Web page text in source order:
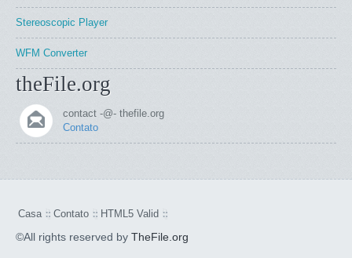
Stereoscopic Player
WFM Converter
theFile.org
contact -@- thefile.org
Contato
Casa Contato HTML5 Valid
©All rights reserved by TheFile.org